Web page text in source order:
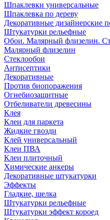
Шпаклевки универсальные
Шпаклевка по дереву
Декоративные дизайнерские
Штукатурки рельефные
Обои. Малярный флизелин.
Малярный флизелин
Стеклообои
Антисептики
Декоративные
Против биопоражения
Огнебиозащитные
Отбеливатели древесины
Клея
Клеи для паркета
Жидкие гвозди
Клей универсальный
Клеи ПВА
Клеи плиточный
Химические анкеры
Декоративные штукатурки
Эффекты
Гладкие, шелка
Штукатурки рельефные
Штукатурки эффект короед